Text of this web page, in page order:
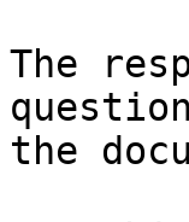
The
the